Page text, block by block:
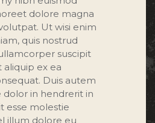
dolore magna
Ut wisi enim
quis nostrud
suscipit
aliquip ex ea
Duis autem
dolor in hendrerit in
esse molestie
illum dolore eu